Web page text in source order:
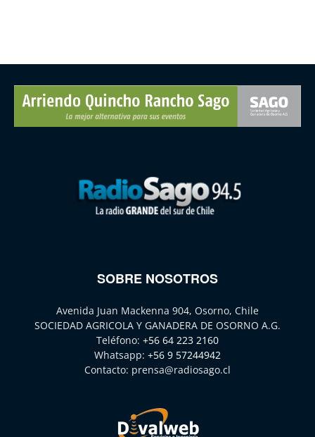
SOBRE NOSOTROS
Avenida Juan Mackenna 904, Osorno, Chile
SOCIEDAD AGRICOLA Y GANADERA DE OSORNO A.G.
Teléfono: +56 64 223 2160
Whatsapp: +56 9 57244942
Contacto: prensa@radiosago.cl